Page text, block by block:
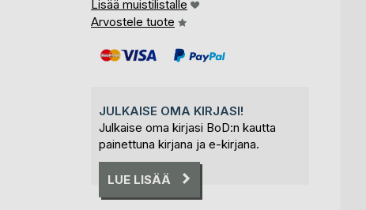
Lisää muistilistalle
Arvostele tuote
JULKAISE OMA KIRJASI!
Julkaise oma kirjasi BoD:n kautta
painettuna kirjana ja e-kirjana.
LUE LISÄÄ